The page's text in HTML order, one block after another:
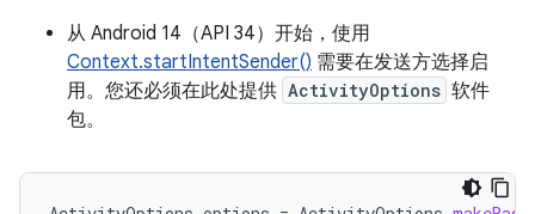
从 Android 14（API 34）开始，使用
Context.startIntentSender() 需要在发送方选择启
用。您还必须在此处提供 ActivityOptions 软件
包。